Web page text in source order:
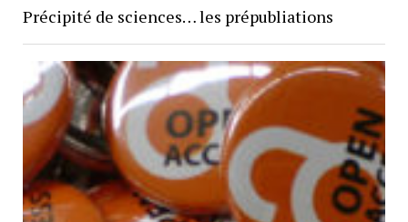
Précipité de sciences… les prépubliations